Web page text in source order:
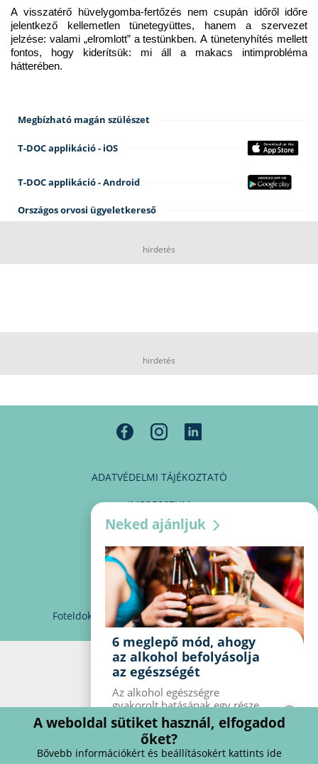
A visszatérő hüvelygomba-fertőzés nem csupán időről időre
jelentkező kellemetlen tünetegyüttes, hanem a szervezet
jelzése: valami „elromlott” a testünkben. A tünetenyhítés mellett
fontos, hogy kiderítsük: mi áll a makacs intimprobléma
hátterében.
Megbízható magán szülészet
T-DOC applikáció - iOS
T-DOC applikáció - Android
Országos orvosi ügyeletkereső
hirdetés
hirdetés
ADATVÉDELMI TÁJÉKOZTATÓ
IMPRESSZUM
MÉDIAAJÁNLAT
PARTNEREINK
KAPCSOLAT
Foteldoki info@foteldoki.hu Süti beállítások
Neked ajánljuk
6 meglepő mód, ahogy
az alkohol befolyásolja
az egészségét
Az alkohol egészségre
gyakorolt ​​hatásának egy része
jól ismert, mások azonban
meglepők lehetnek. Van hat
kevésbé ismert hatás, amelyet
az alkohol gyakorol a
A weboldal sütiket használ, elfogadod
őket?
Bővebb információkért és beállításokért kattints ide